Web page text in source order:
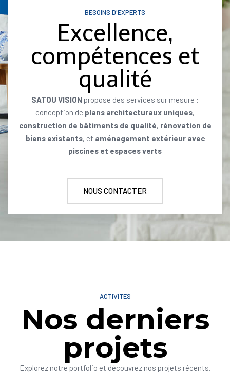
BESOINS D'EXPERTS
Excellence,
compétences et
qualité
SATOU VISION propose des services sur mesure :
conception de plans architecturaux uniques,
construction de bâtiments de qualité, rénovation de
biens existants, et aménagement extérieur avec
piscines et espaces verts
NOUS CONTACTER
ACTIVITES
Nos derniers
projets
Explorez notre portfolio et découvrez nos projets récents.